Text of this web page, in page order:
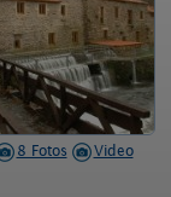
8 Fotos Video